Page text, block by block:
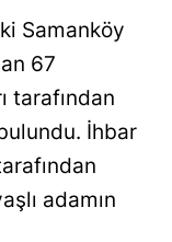
Artvin
Balıkesir
Bilecik
Bingöl
Samanköy
67
tarafından
İhbar
adamın